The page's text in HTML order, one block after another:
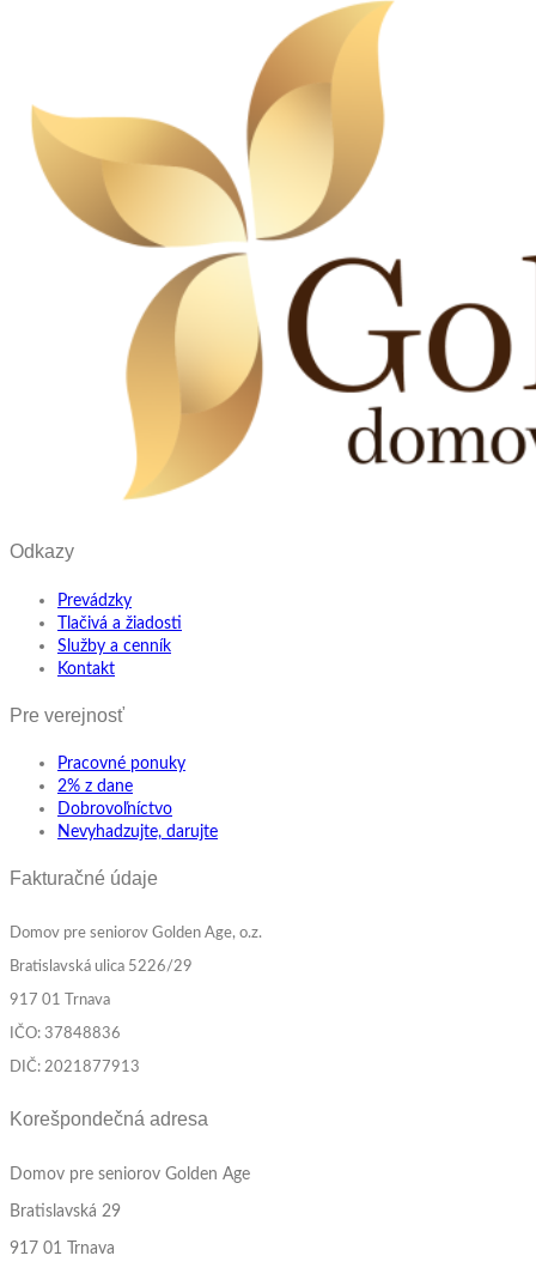
Odkazy
Prevádzky
Tlačivá a žiadosti
Služby a cenník
Kontakt
Pre verejnosť
Pracovné ponuky
2% z dane
Dobrovoľníctvo
Nevyhadzujte, darujte
Fakturačné údaje
Domov pre seniorov Golden Age, o.z.
Bratislavská ulica 5226/29
917 01 Trnava
IČO: 37848836
DIČ: 2021877913
Korešpondečná adresa
Domov pre seniorov Golden Age
Bratislavská 29
917 01 Trnava